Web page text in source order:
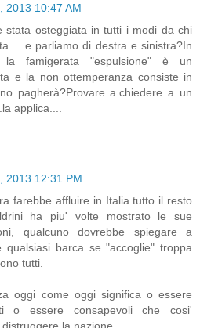
2013 10:47 AM
stata osteggiata in tutti i modi da chi
e parliamo di destra e sinistra?In
famigerata "espulsione" è un
e la non ottemperanza consiste in
pagherà?Provare a.chiedere a un
applica....
2013 12:31 PM
farebbe affluire in Italia tutto il resto
ha piu' volte mostrato le sue
qualcuno dovrebbe spiegare a
qualsiasi barca se "accoglie" troppa
tutti.
oggi come oggi significa o essere
o essere consapevoli che cosi'
la nazione.